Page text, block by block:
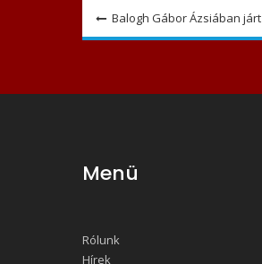
Bejegyzés
navigáció
Balogh Gábor Ázsiában járt
Menü
Rólunk
Hírek